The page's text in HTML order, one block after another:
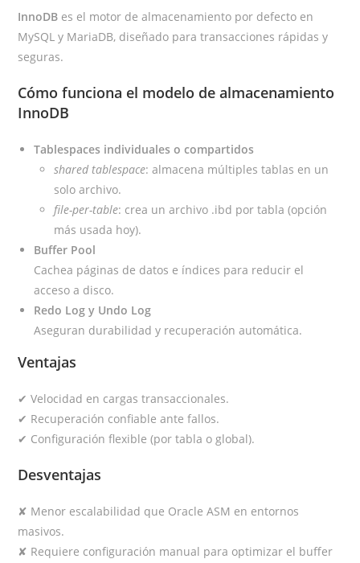
InnoDB es el motor de almacenamiento por defecto en
MySQL y MariaDB, diseñado para transacciones rápidas y
seguras.
Cómo funciona el modelo de almacenamiento
InnoDB
Tablespaces individuales o compartidos
shared tablespace: almacena múltiples tablas en un
solo archivo.
file-per-table: crea un archivo .ibd por tabla (opción
más usada hoy).
Buffer Pool
Cachea páginas de datos e índices para reducir el
acceso a disco.
Redo Log y Undo Log
Aseguran durabilidad y recuperación automática.
Ventajas
✔ Velocidad en cargas transaccionales.
✔ Recuperación confiable ante fallos.
✔ Configuración flexible (por tabla o global).
Desventajas
✘ Menor escalabilidad que Oracle ASM en entornos
masivos.
✘ Requiere configuración manual para optimizar el buffer